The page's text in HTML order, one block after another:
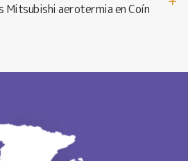
Mitsubishi aerotermia en Coín